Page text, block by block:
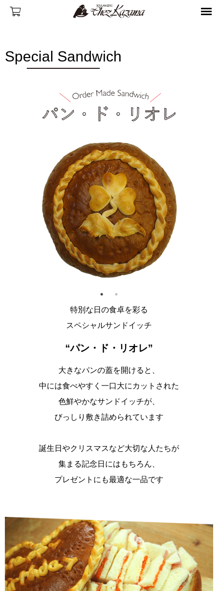
Special Sandwich
特別な日の食卓を彩る
スペシャルサンドイッチ
“パン・ド・リオレ”
大きなパンの蓋を開けると、
中には食べやすく一口大にカットされた
色鮮やかなサンドイッチが、
びっしり敷き詰められています
誕生日やクリスマスなど大切な人たちが
集まる記念日にはもちろん、
プレゼントにも最適な一品です